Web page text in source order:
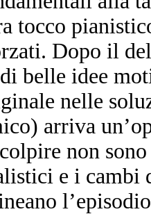
tocco
Dopo il
belle idee
nelle
arriva
non
e i cambi